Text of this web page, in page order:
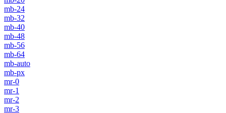
mb-24
mb-32
mb-40
mb-48
mb-56
mb-64
mb-auto
mb-px
mr-0
mr-1
mr-2
mr-3